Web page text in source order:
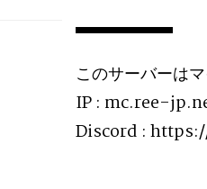
このサーバーは
IP : mc.ree-
Discord :